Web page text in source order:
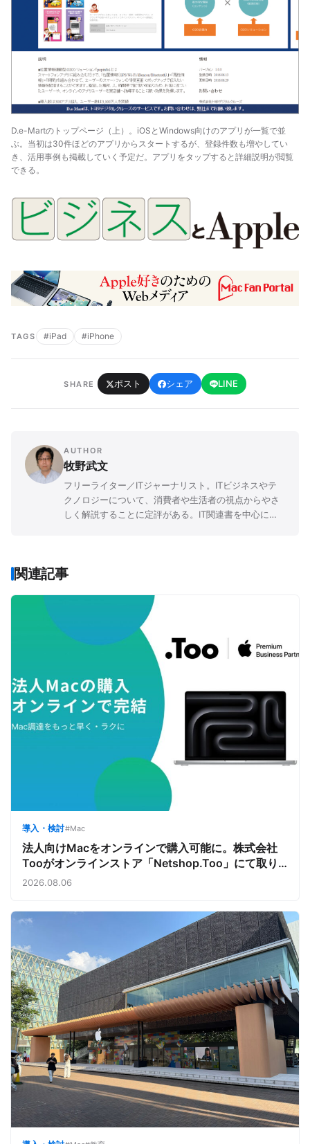
D.e-Martのトップページ（上）。iOSとWindows向けのアプリが一覧で並
ぶ。当初は30件ほどのアプリからスタートするが、登録件数も増やしてい
き、活用事例も掲載していく予定だ。アプリをタップすると詳細説明が閲覧
できる。
TAGS #iPad #iPhone
SHARE ポスト シェア LINE
AUTHOR
牧野武文
フリーライター／ITジャーナリスト。ITビジネスやテ
クノロジーについて、消費者や生活者の視点からやさ
しく解説することに定評がある。IT関連書を中心に
関連記事
導入・検討#Mac
法人向けMacをオンラインで購入可能に。株式会社
Tooがオンラインストア「Netshop.Too」にて取り
扱いをスタート。デバイス調達の手間を減らし、スピ
2026.08.06